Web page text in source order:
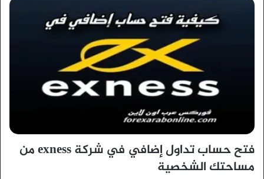
فتح حساب تداول إضافي في شركة exness من
مساحتك الشخصية